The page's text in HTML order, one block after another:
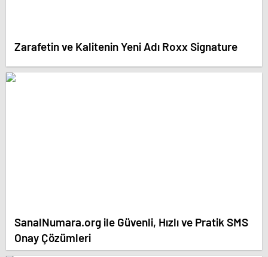
Zarafetin ve Kalitenin Yeni Adı Roxx Signature
SanalNumara.org ile Güvenli, Hızlı ve Pratik SMS
Onay Çözümleri